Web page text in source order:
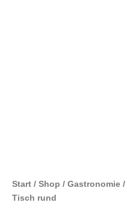
Start / Shop / Gastronomie /
Tisch rund